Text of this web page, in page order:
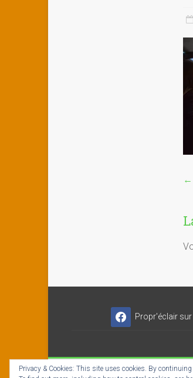
←
Propr'éclair
Copyright © 2026Propr'éclair ✓
Privacy & Cookies: This site uses cookies. By